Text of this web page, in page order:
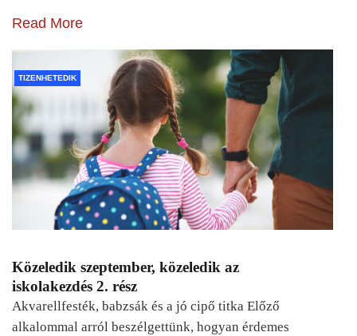
Read More
TIZENHETEDIK
Közeledik szeptember, közeledik az
iskolakezdés 2. rész
Akvarellfesték, babzsák és a jó cipő titka Előző
alkalommal arról beszélgettünk, hogyan érdemes